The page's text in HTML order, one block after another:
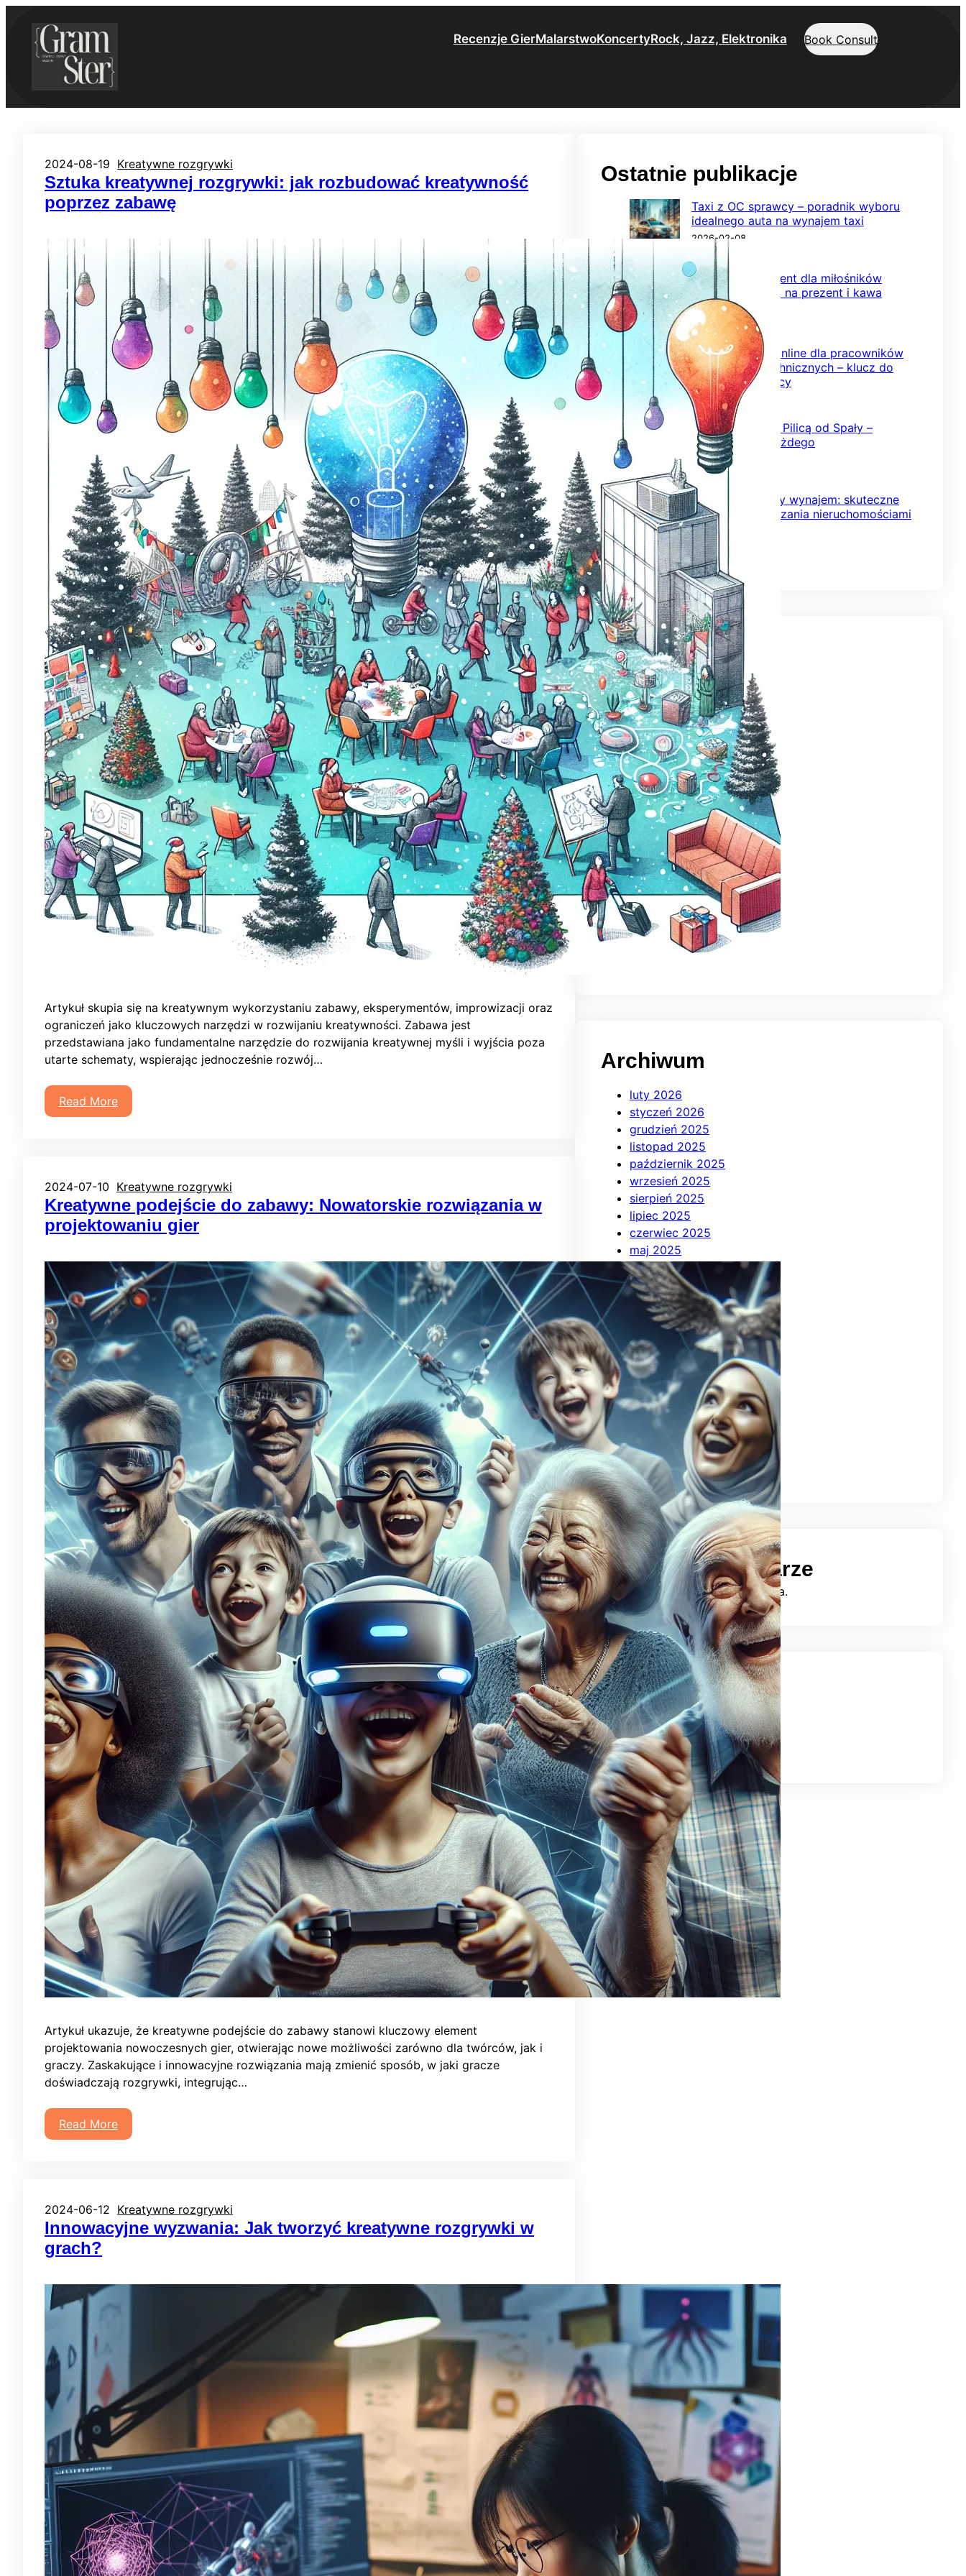
Recenzje GierMalarstwoKoncertyRock, Jazz, Elektronika Book Consult
2024-08-19 Kreatywne rozgrywki
Sztuka kreatywnej rozgrywki: jak rozbudować kreatywność
poprzez zabawę
Artykuł skupia się na kreatywnym wykorzystaniu zabawy, eksperymentów, improwizacji oraz
ograniczeń jako kluczowych narzędzi w rozwijaniu kreatywności. Zabawa jest
przedstawiana jako fundamentalne narzędzie do rozwijania kreatywnej myśli i wyjścia poza
utarte schematy, wspierając jednocześnie rozwój…
Read More
2024-07-10 Kreatywne rozgrywki
Kreatywne podejście do zabawy: Nowatorskie rozwiązania w
projektowaniu gier
Artykuł ukazuje, że kreatywne podejście do zabawy stanowi kluczowy element
projektowania nowoczesnych gier, otwierając nowe możliwości zarówno dla twórców, jak i
graczy. Zaskakujące i innowacyjne rozwiązania mają zmienić sposób, w jaki gracze
doświadczają rozgrywki, integrując…
Read More
2024-06-12 Kreatywne rozgrywki
Innowacyjne wyzwania: Jak tworzyć kreatywne rozgrywki w
grach?
Ostatnie publikacje
Taxi z OC sprawcy – poradnik wyboru
idealnego auta na wynajem taxi
2026-02-08
Wyjątkowy prezent dla miłośników
smaku – herbata na prezent i kawa
ziarnista
2026-02-08
Szkolenia BHP online dla pracowników
inżynieryjno-technicznych – klucz do
bezpiecznej pracy
2026-02-03
Kajakowy spływ Pilicą od Spały –
przygoda dla każdego
2026-01-24
Krótkoterminowy wynajem: skuteczne
strategie zarządzania nieruchomościami
2026-01-18
Kategorie
abstrakcyjny(57)
Artystyczne doznania(7)
dla dzieci(7)
Edukacyjne Zabawki(11)
Koncerty(10)
Kreatywne rozgrywki(4)
Malarstwo(9)
muzyczne (10)
muzyczny(13)
puzzle
(4)
Recenzje Gier(10)
Rock, Jazz, Elektronika(10)
Rytmiczne przygody(4)
surrealistyczne(7)
uliczne
(4)
Zabawki dźwięku(9)
Archiwum
luty 2026
styczeń 2026
grudzień 2025
listopad 2025
październik 2025
wrzesień 2025
sierpień 2025
lipiec 2025
czerwiec 2025
maj 2025
kwiecień 2025
marzec 2025
luty 2025
listopad 2024
październik 2024
wrzesień 2024
sierpień 2024
lipiec 2024
czerwiec 2024
maj 2024
kwiecień 2024
marzec 2024
Ostatnie komentarze
Brak komentarzy do wyświetlenia.
Odwiedź nas
Facebook X InstagramLinkedIn